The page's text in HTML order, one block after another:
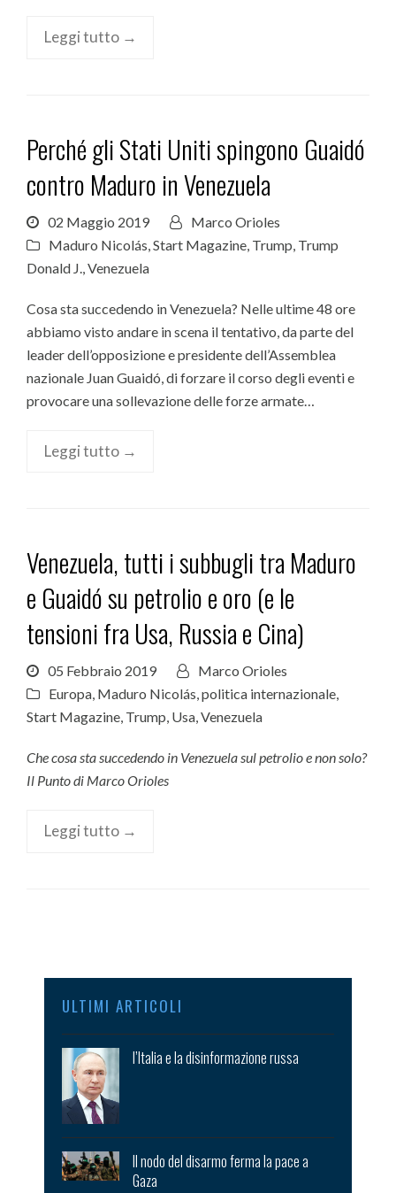
Leggi tutto →
Perché gli Stati Uniti spingono Guaidó
contro Maduro in Venezuela
02 Maggio 2019
Marco Orioles
Maduro Nicolás Start Magazine Trump Trump
Donald J. Venezuela
Cosa sta succedendo in Venezuela? Nelle ultime 48 ore
abbiamo visto andare in scena il tentativo, da parte del
leader dell’opposizione e presidente dell’Assemblea
nazionale Juan Guaidó, di forzare il corso degli eventi e
provocare una sollevazione delle forze armate…
Leggi tutto →
Venezuela, tutti i subbugli tra Maduro
e Guaidó su petrolio e oro (e le
tensioni fra Usa, Russia e Cina)
05 Febbraio 2019
Marco Orioles
Europa, Maduro Nicolás,politica internazionale,
Start Magazine, Trump, Usa,Venezuela
Che cosa sta succedendo in Venezuela sul petrolio e non solo?
Il Punto di Marco Orioles
Leggi tutto →
ULTIMI ARTICOLI
l’Italia e la disinformazione russa
Il nodo del disarmo ferma la pace a
Gaza